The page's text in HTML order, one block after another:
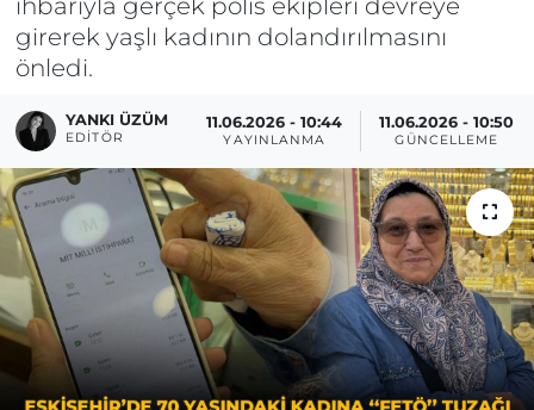
ihbarıyla gerçek polis ekipleri devreye
girerek yaşlı kadının dolandırılmasını
önledi.
YANKI ÜZÜM
EDITÖR
11.06.2026 - 10:44
YAYINLANMA
11.06.2026 - 10:50
GÜNCELLEME